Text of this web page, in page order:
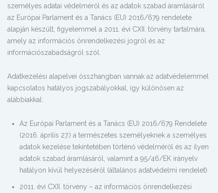
személyes adatai védelméről és az adatok szabad áramlásáról
az Európai Parlament és a Tanács (EU) 2016/679 rendelete
alapján készült, figyelemmel a 2011. évi CXII. törvény tartalmára,
amely az információs önrendelkezési jogról és az
információszabadságról szól.
Adatkezelési alapelvei összhangban vannak az adatvédelemmel
kapcsolatos hatályos jogszabályokkal, így különösen az
alábbiakkal:
Az Európai Parlament és a Tanács (EU) 2016/679 Rendelete
(2016. április 27.) a természetes személyeknek a személyes
adatok kezelése tekintetében történő védelméről és az ilyen
adatok szabad áramlásáról, valamint a 95/46/EK irányelv
hatályon kívül helyezéséről (általános adatvédelmi rendelet)
2011. évi CXII. törvény – az információs önrendelkezési